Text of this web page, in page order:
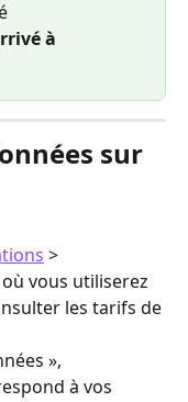
à
sur
>
vous utiliserez
les tarifs de
»,
à vos